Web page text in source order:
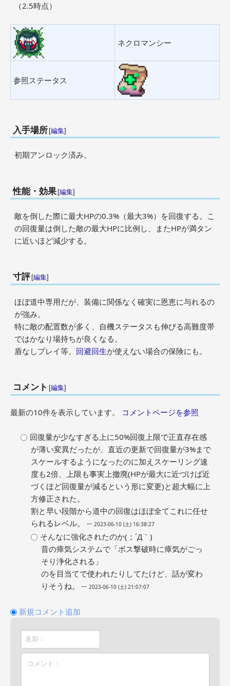
（2.5時点）
ネクロマンシー
参照ステータス
入手場所 [編集]
初期アンロック済み。
性能・効果 [編集]
敵を倒した際に最大HPの0.3%（最大3%）を回復する。こ
の回復量は倒した敵の最大HPに比例し、またHPが満タン
に近いほど減少する。
寸評 [編集]
ほぼ道中専用だが、装備に関係なく確実に恩恵に与れるの
が強み。
特に敵の配置数が多く、自機ステータスも伸びる高難度帯
ではかなり場持ちが良くなる。
盾なしプレイ等、 回避回生が使えない場合の保険にも。
コメント [編集]
最新の10件を表示しています。 コメントページを参照
回復量が少なすぎる上に50%回復上限で正直存在感
が薄い変異だったが、直近の更新で回復量が3%まで
スケールするようになったのに加えスケーリング速
度も2倍、上限も事実上撤廃(HPが最大に近づけば近
づくほど回復量が減るという形に変更)と超大幅に上
方修正された。
割と早い段階から道中の回復はほぼ全てこれに任せ
られるレベル。 -- 2023-06-10 (土) 16:38:27
そんなに強化されたのか(；´Д｀)
昔の瘴気システムで「ボス撃破時に瘴気がごっ
そり浄化される」
のを目当てで使われたりしてたけど、話が変わ
りそうね。 -- 2023-06-10 (土) 21:07:07
新規コメント追加